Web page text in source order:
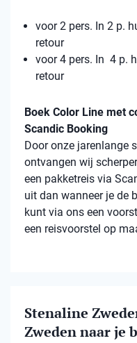
voor 2 pers. In 2 p.
retour
voor 4 pers. In 4 p.
retour
Boek Color Line met
Scandic Booking
Door onze jarenlange
ontvangen wij
een pakketreis via
uit dan wanneer je de
kunt via ons een
een reisvoorstel op
Stenaline
Zweden naar je